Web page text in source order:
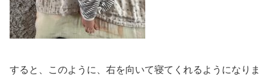
すると、このように、右を向いて寝てくれるようになりま